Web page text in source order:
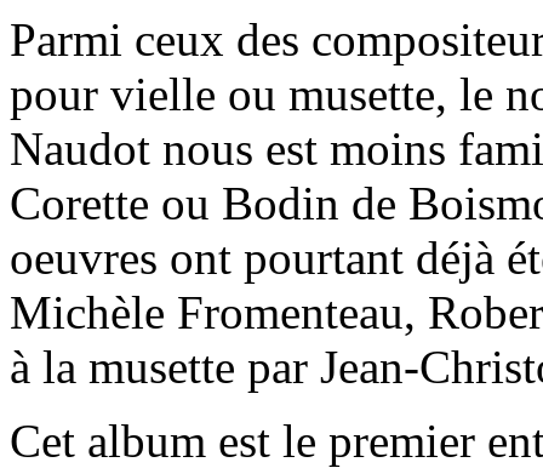
Parmi ceux des
pour vielle ou musette, le
Naudot nous est moins
Corette ou Bodin de
oeuvres ont pourtant déjà
Michèle Fromenteau,
à la musette par Jean-
Cet album est le premier